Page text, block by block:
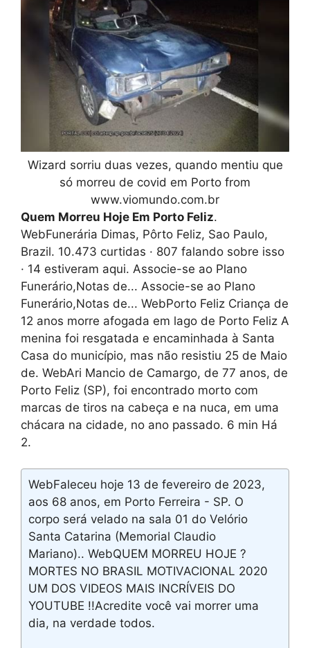
Wizard sorriu duas vezes, quando mentiu que
só morreu de covid em Porto from
www.viomundo.com.br
Quem Morreu Hoje Em Porto Feliz.
WebFunerária Dimas, Pôrto Feliz, Sao Paulo,
Brazil. 10.473 curtidas · 807 falando sobre isso
· 14 estiveram aqui. Associe-se ao Plano
Funerário,Notas de... Associe-se ao Plano
Funerário,Notas de... WebPorto Feliz Criança de
12 anos morre afogada em lago de Porto Feliz A
menina foi resgatada e encaminhada à Santa
Casa do município, mas não resistiu 25 de Maio
de. WebAri Mancio de Camargo, de 77 anos, de
Porto Feliz (SP), foi encontrado morto com
marcas de tiros na cabeça e na nuca, em uma
chácara na cidade, no ano passado. 6 min Há
2.
WebFaleceu hoje 13 de fevereiro de 2023,
aos 68 anos, em Porto Ferreira - SP. O
corpo será velado na sala 01 do Velório
Santa Catarina (Memorial Claudio
Mariano).. WebQUEM MORREU HOJE ?
MORTES NO BRASIL MOTIVACIONAL 2020
UM DOS VIDEOS MAIS INCRÍVEIS DO
YOUTUBE !!Acredite você vai morrer uma
dia, na verdade todos.